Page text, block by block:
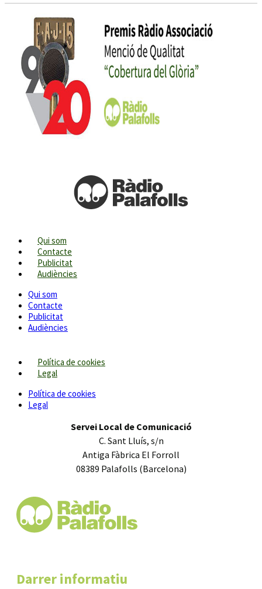
Qui som
Contacte
Publicitat
Audiències
Qui som
Contacte
Publicitat
Audiències
Política de cookies
Legal
Política de cookies
Legal
Servei Local de Comunicació
C. Sant Lluís, s/n
Antiga Fàbrica El Forroll
08389 Palafolls (Barcelona)
Darrer informatiu